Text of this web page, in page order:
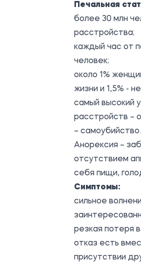
Печальная
более 30 млн
расстройства;
каждый час от
человек;
около 1%
жизни и 1,5% -
самый высокий
расстройств –
– самоубийство.
Анорексия –
отсутствием
себя пищи,
Симптомы:
сильное
резкая потеря
отказ есть
присутствии